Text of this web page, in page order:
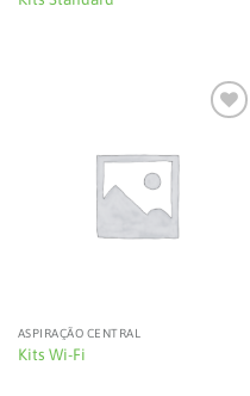
ASPIRAÇÃO CENTRAL
Kits Wi-Fi